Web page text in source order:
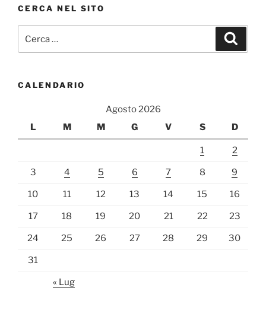
CERCA NEL SITO
CALENDARIO
Agosto 2026
L
M M G V S D
1 2
3 4 5 6 7 8 9
10 11 12 13 14 15 16
17 18 19 20 21 22 23
24 25 26 27 28 29 30
31
« Lug